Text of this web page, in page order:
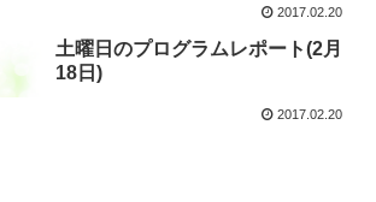
2017.02.20
土曜日のプログラムレポート(2月
18日)
2017.02.20